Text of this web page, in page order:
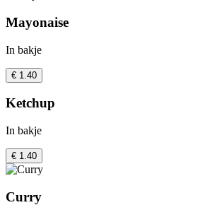
Mayonaise
In bakje
€ 1.40
Ketchup
In bakje
€ 1.40
Curry